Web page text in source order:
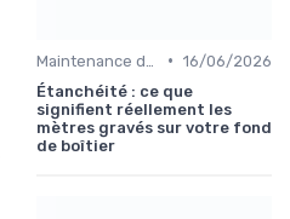
• 16/06/2026
Étanchéité : ce que
signifient réellement les
mètres gravés sur votre fond
de boîtier